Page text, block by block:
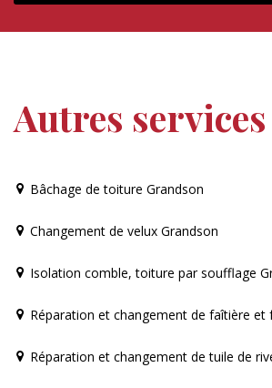
Autres services
Bâchage de toiture Grandson
Changement de velux Grandson
Isolation comble, toiture par soufflage
Réparation et changement de faîtière et
Réparation et changement de tuile de